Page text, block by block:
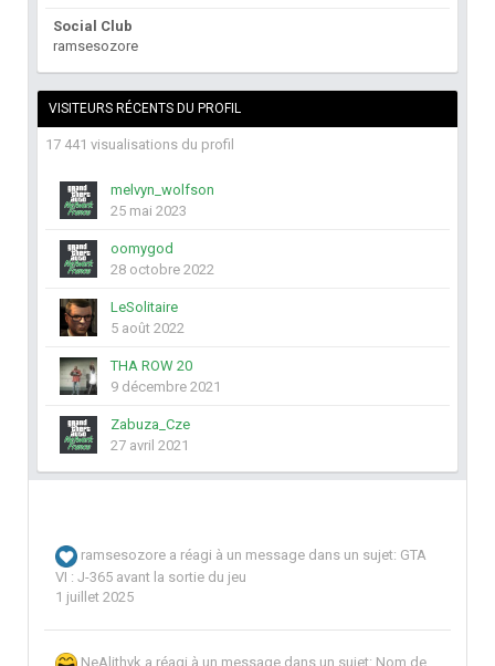
Social Club
ramsesozore
VISITEURS RÉCENTS DU PROFIL
17 441 visualisations du profil
melvyn_wolfson
25 mai 2023
oomygod
28 octobre 2022
LeSolitaire
5 août 2022
THA ROW 20
9 décembre 2021
Zabuza_Cze
27 avril 2021
ramsesozore a réagi à un message dans un sujet: GTA
VI : J-365 avant la sortie du jeu
1 juillet 2025